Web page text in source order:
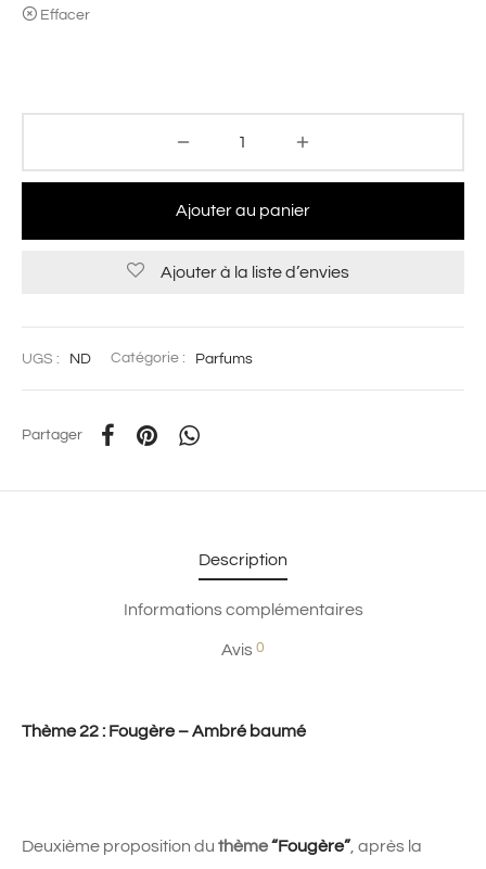
Effacer
Ajouter au panier
Ajouter à la liste d’envies
UGS : ND Catégorie : Parfums
Partager
Description
Informations complémentaires
Avis 0
Thème 22 : Fougère – Ambré baumé
Deuxième proposition du thème“Fougère” , après la